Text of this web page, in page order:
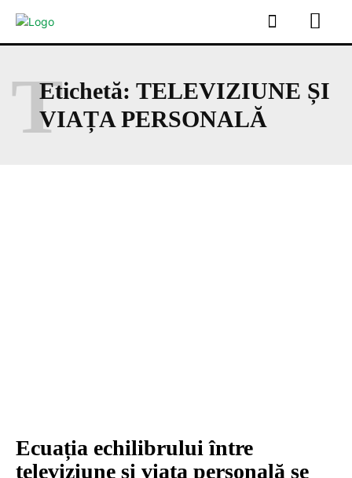
Etichetă: TELEVIZIUNE ȘI
VIAȚA PERSONALĂ
T
Ecuația echilibrului între
televiziune și viața personală se